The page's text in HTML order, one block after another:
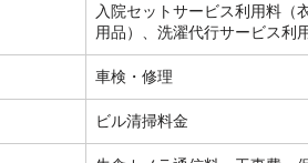
入院セットサービス利用料（
用品）、洗濯代行サービス利
車検・修理
ビル清掃料金